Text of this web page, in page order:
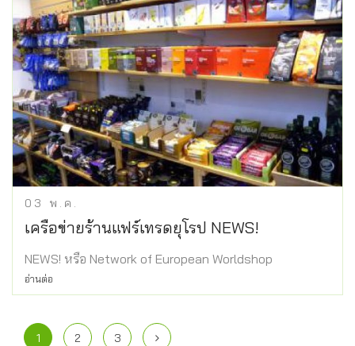
03 พ.ค.
เครือข่ายร้านแฟร์เทรดยุโรป NEWS!
NEWS! หรือ Network of European Worldshop
อ่านต่อ
1 2 3